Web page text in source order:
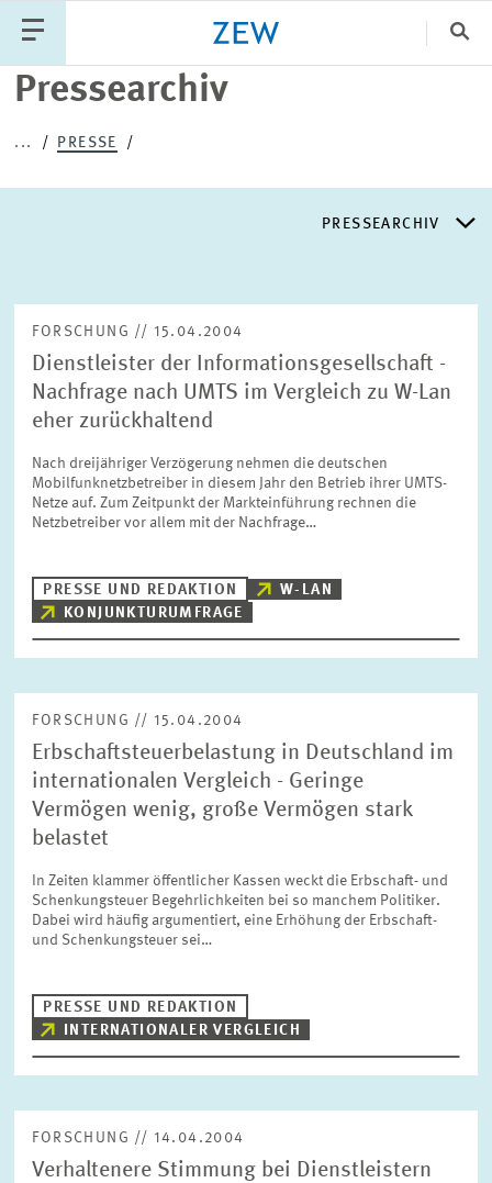
Pressearchiv
... PRESSE
PRESSEARCHIV
PRESSEVERTEILER
BILDMATERIAL
ZEW IN DEN MEDIEN
FORSCHUNG // 15.04.2004
Dienstleister der Informationsgesellschaft -
Nachfrage nach UMTS im Vergleich zu W-Lan
eher zurückhaltend
Nach dreijähriger Verzögerung nehmen die deutschen
Mobilfunknetzbetreiber in diesem Jahr den Betrieb ihrer UMTS-
Netze auf. Zum Zeitpunkt der Markteinführung rechnen die
Netzbetreiber vor allem mit der Nachfrage…
PRESSE UND REDAKTION
W-LAN
KONJUNKTURUMFRAGE
FORSCHUNG // 15.04.2004
Erbschaftsteuerbelastung in Deutschland im
internationalen Vergleich - Geringe
Vermögen wenig, große Vermögen stark
belastet
In Zeiten klammer öffentlicher Kassen weckt die Erbschaft- und
Schenkungsteuer Begehrlichkeiten bei so manchem Politiker.
Dabei wird häufig argumentiert, eine Erhöhung der Erbschaft-
und Schenkungsteuer sei…
PRESSE UND REDAKTION
INTERNATIONALER VERGLEICH
FORSCHUNG // 14.04.2004
Verhaltenere Stimmung bei Dienstleistern